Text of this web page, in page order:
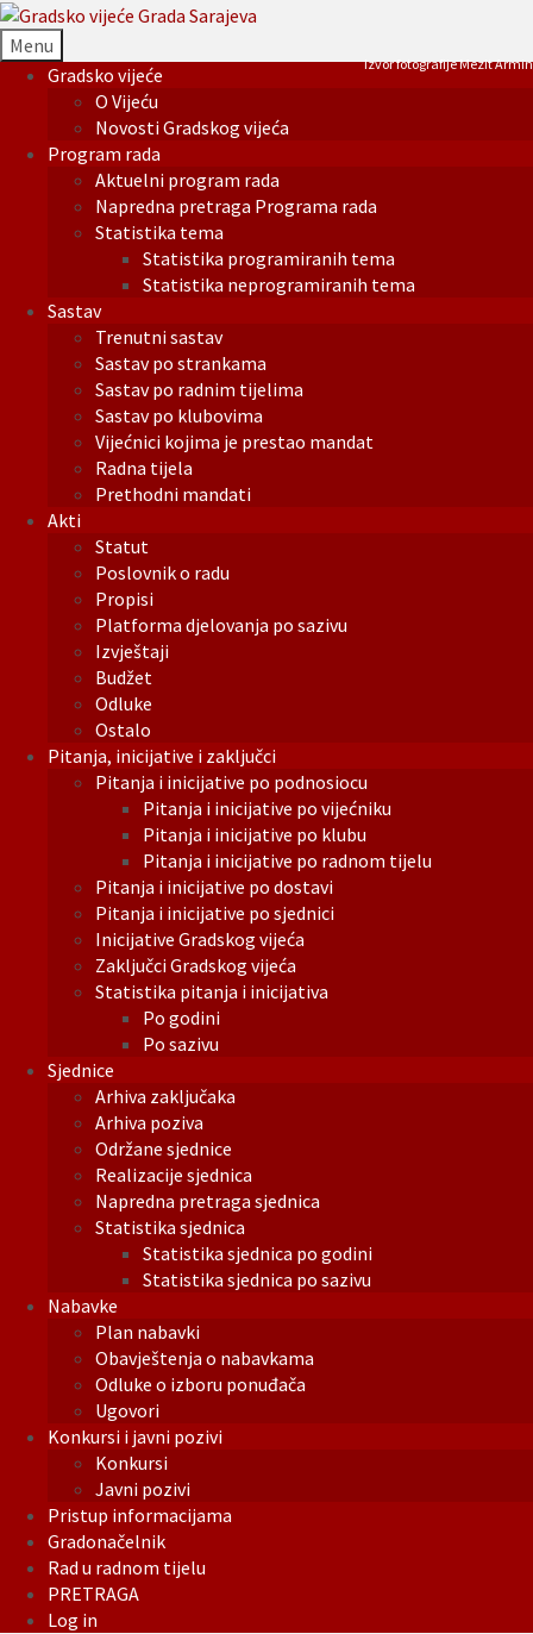
Menu
Gradsko vijeće
O Vijeću
Novosti Gradskog vijeća
Program rada
Aktuelni program rada
Napredna pretraga Programa rada
Statistika tema
Statistika programiranih tema
Statistika neprogramiranih tema
Sastav
Trenutni sastav
Sastav po strankama
Sastav po radnim tijelima
Sastav po klubovima
Vijećnici kojima je prestao mandat
Radna tijela
Prethodni mandati
Akti
Statut
Poslovnik o radu
Propisi
Platforma djelovanja po sazivu
Izvještaji
Budžet
Odluke
Ostalo
Pitanja, inicijative i zaključci
Pitanja i inicijative po podnosiocu
Pitanja i inicijative po vijećniku
Pitanja i inicijative po klubu
Pitanja i inicijative po radnom tijelu
Pitanja i inicijative po dostavi
Pitanja i inicijative po sjednici
Inicijative Gradskog vijeća
Zaključci Gradskog vijeća
Statistika pitanja i inicijativa
Po godini
Po sazivu
Sjednice
Arhiva zaključaka
Arhiva poziva
Održane sjednice
Realizacije sjednica
Napredna pretraga sjednica
Statistika sjednica
Statistika sjednica po godini
Statistika sjednica po sazivu
Nabavke
Plan nabavki
Obavještenja o nabavkama
Odluke o izboru ponuđača
Ugovori
Konkursi i javni pozivi
Konkursi
Javni pozivi
Pristup informacijama
Gradonačelnik
Rad u radnom tijelu
PRETRAGA
Log in
Izvor fotografije Mezit Armin